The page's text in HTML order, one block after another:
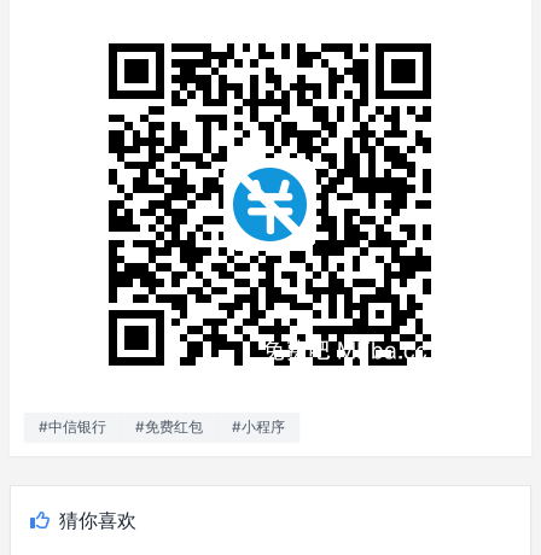
#中信银行 #免费红包 #小程序
猜你喜欢